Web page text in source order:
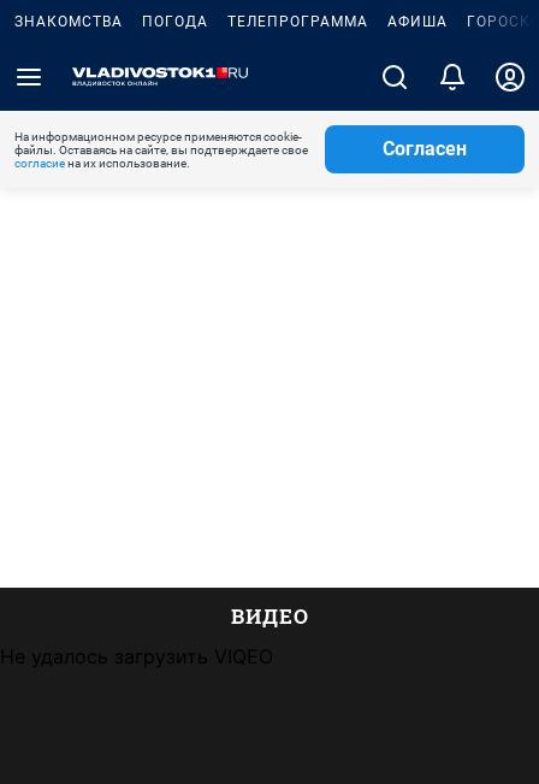
ЗНАКОМСТВА ПОГОДА ТЕЛЕПРОГРАММА АФИША
На информационном ресурсе применяются cookie-
файлы. Оставаясь на сайте, вы подтверждаете свое
согласиена их использование.
Согласен
ВИДЕО
Не удалось загрузить VIQEO